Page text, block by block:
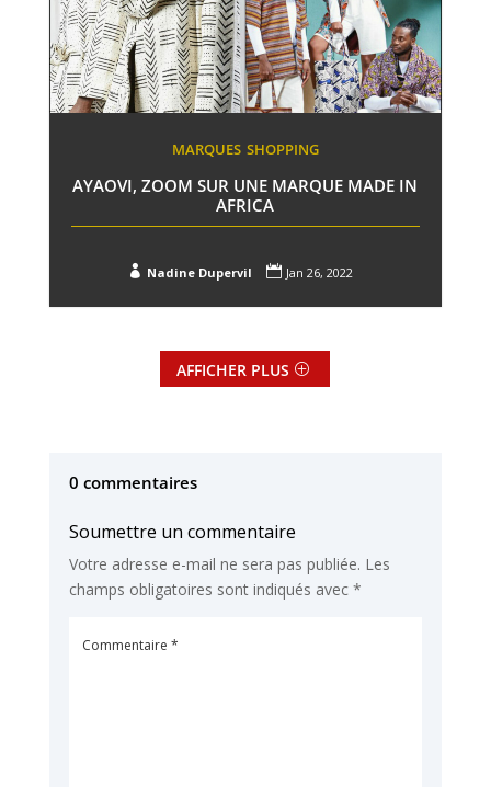
MARQUES SHOPPING
AYAOVI, ZOOM SUR UNE MARQUE MADE IN
AFRICA
 Nadine Dupervil  Jan 26, 2022
AFFICHER PLUS
0 commentaires
Soumettre un commentaire
Votre adresse e-mail ne sera pas publiée. Les
champs obligatoires sont indiqués avec *